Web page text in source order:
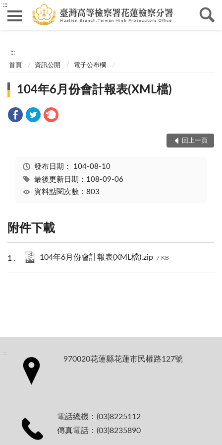
:::
:::
首頁 資訊公開 電子公布欄
104年6月份會計報表(XML檔)
回上一頁
發布日期： 104-08-10
最後更新日期：108-09-06
資料點閱次數：803
附件下載
104年6月份會計報表(XML檔).zip 7 KB
:::
970020花蓮縣花蓮市民權路127號
電話總機：(03)8225112
傳真電話：(03)8235890